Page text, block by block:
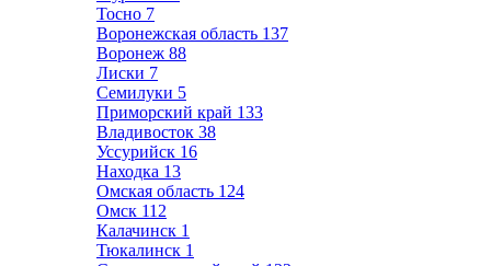
Тосно 7
Воронежская область 137
Воронеж 88
Лиски 7
Семилуки 5
Приморский край 133
Владивосток 38
Уссурийск 16
Находка 13
Омская область 124
Омск 112
Калачинск 1
Тюкалинск 1